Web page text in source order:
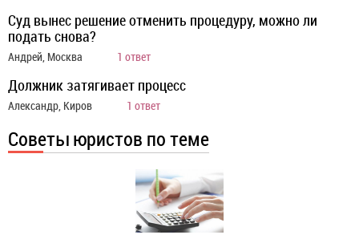
Суд вынес решение отменить процедуру, можно ли
подать снова?
Андрей, Москва 1 ответ
Должник затягивает процесс
Александр, Киров 1 ответ
Советы юристов по теме